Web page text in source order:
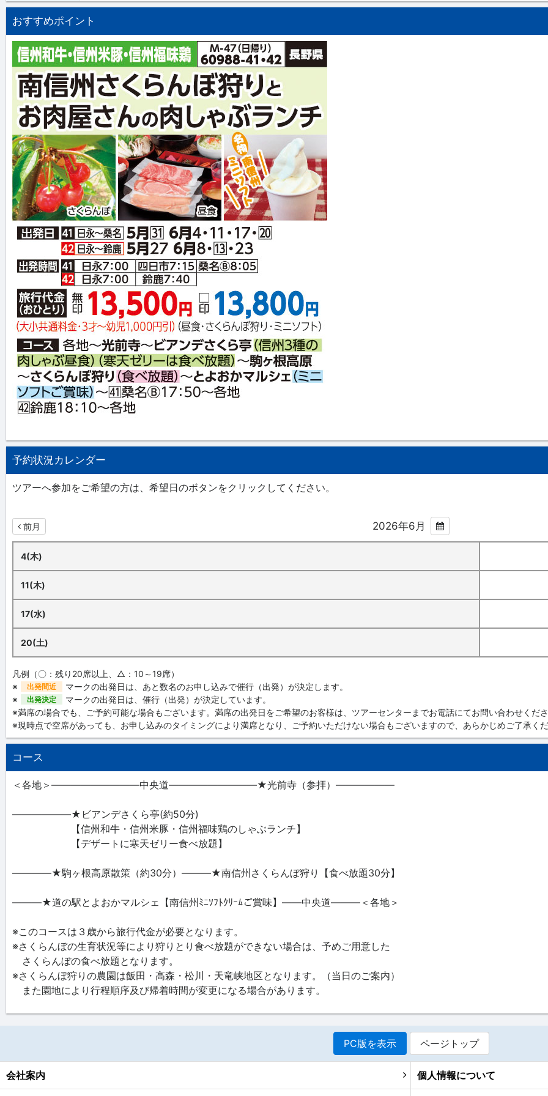
おすすめポイント
予約状況カレンダー
ツアーへ参加をご希望の方は、希望日のボタンをクリックしてください。
前月 2026年6月
4(木)
11(木)
17(水)
20(土)
凡例（〇：残り20席以上、△：10～19席）
※
出発間近
マークの出発日は、あと数名のお申し込みで催行（出発）が決定します。
※
出発決定
マークの出発日は、催行（出発）が決定しています。
※満席の場合でも、ご予約可能な場合もございます。満席の出発日をご希望のお客様は、ツアーセンターまでお電話にてお問い合わせくだ
※現時点で空席があっても、お申し込みのタイミングにより満席となり、ご予約いただけない場合もございますので、あらかじめご了承く
コース
＜各地＞―――――――――中央道―――――――――★光前寺（参拝）――――――
――――――★ビアンデさくら亭(約50分)
【信州和牛・信州米豚・信州福味鶏のしゃぶランチ】
【デザートに寒天ゼリー食べ放題】
――――★駒ヶ根高原散策（約30分）―――★南信州さくらんぼ狩り【食べ放題30分】
―――★道の駅とよおかマルシェ【南信州ﾐﾆｿﾌﾄｸﾘｰﾑご賞味】――中央道―――＜各地＞
※このコースは３歳から旅行代金が必要となります。
※さくらんぼの生育状況等により狩りとり食べ放題ができない場合は、予めご用意した
さくらんぼの食べ放題となります。
※さくらんぼ狩りの農園は飯田・高森・松川・天竜峡地区となります。（当日のご案内）
また園地により行程順序及び帰着時間が変更になる場合があります。
PC版を表示 ページトップ
会社案内 個人情報について